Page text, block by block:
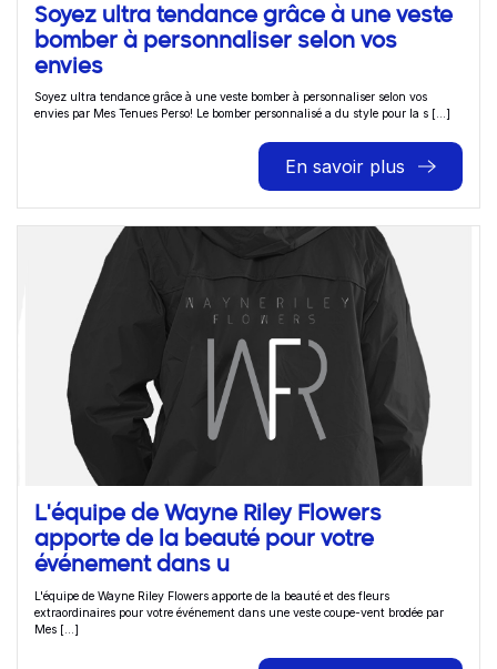
Soyez ultra tendance grâce à une veste
bomber à personnaliser selon vos
envies
Soyez ultra tendance grâce à une veste bomber à personnaliser selon vos
envies par Mes Tenues Perso! Le bomber personnalisé a du style pour la s [...]
En savoir plus
L'équipe de Wayne Riley Flowers
apporte de la beauté pour votre
événement dans u
L'équipe de Wayne Riley Flowers apporte de la beauté et des fleurs
extraordinaires pour votre événement dans une veste coupe-vent brodée par
Mes [...]